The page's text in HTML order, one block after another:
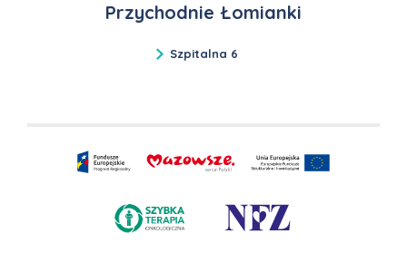
Przychodnie Łomianki
Szpitalna 6